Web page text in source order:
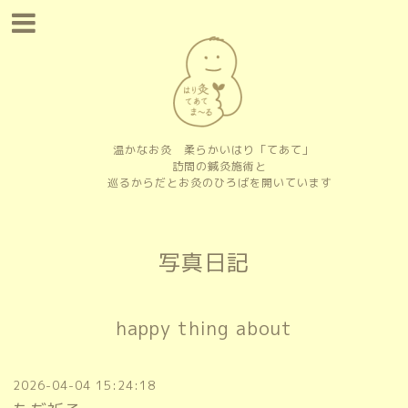
温かなお灸 柔らかいはり「てあて」
訪問の鍼灸施術と
巡るからだとお灸のひろばを開いています
写真日記
happy thing about
2026-04-04 15:24:18